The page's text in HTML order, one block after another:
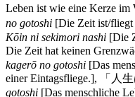
Leben ist wie eine Kerze
no gotoshi [Die Zeit ist/
Kōin ni sekimori nashi [Die
Die Zeit hat keinen
kagerō no gotoshi [Das
einer Eintagsfliege.], 「人
gotoshi [Das menschliche